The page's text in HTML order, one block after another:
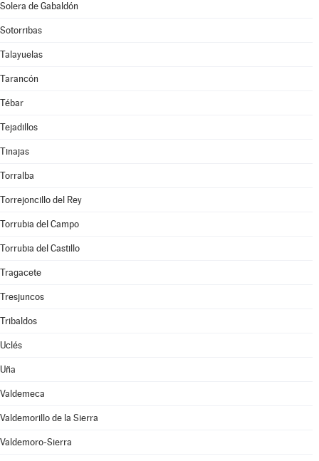
Solera de Gabaldón
Sotorribas
Talayuelas
Tarancón
Tébar
Tejadillos
Tinajas
Torralba
Torrejoncillo del Rey
Torrubia del Campo
Torrubia del Castillo
Tragacete
Tresjuncos
Tribaldos
Uclés
Uña
Valdemeca
Valdemorillo de la Sierra
Valdemoro-Sierra